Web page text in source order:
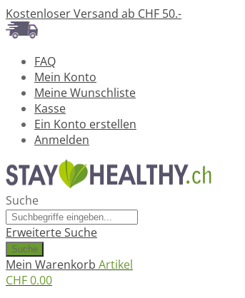
Kostenloser Versand ab CHF 50.-
FAQ
Mein Konto
Meine Wunschliste
Kasse
Ein Konto erstellen
Anmelden
Suche
Erweiterte Suche
Suche
Mein Warenkorb Artikel
CHF 0.00